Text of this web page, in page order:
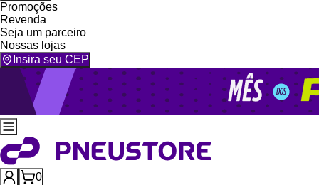
Promoções
Revenda
Seja um parceiro
Nossas lojas
Insira seu CEP
0